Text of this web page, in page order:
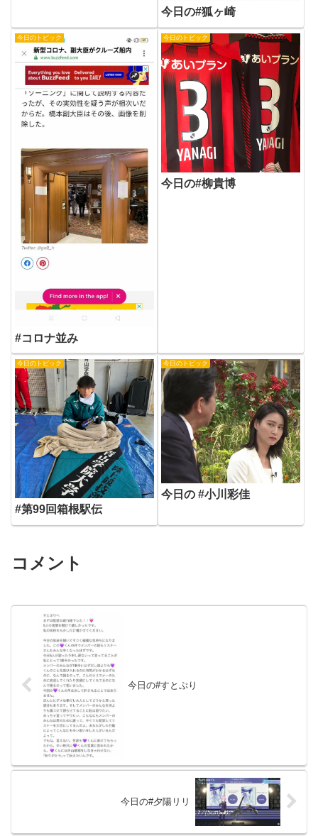
今日の#狐ヶ崎
今日のトピック
#コロナ並み
今日のトピック
今日の#柳貴博
今日のトピック
#第99回箱根駅伝
今日のトピック
今日の #小川彩佳
コメント
今日の#すとぷり
今日の#夕陽リリ